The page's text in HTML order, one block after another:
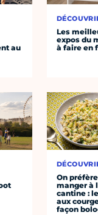
au
Les
expos du
à faire en
On préfère
manger à
cantine :
aux
façon